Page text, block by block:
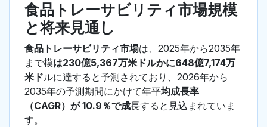
食品トレーサビリティ市場規模
と将来見通し
食品トレーサビリティ市場は、2025年から2035年
まで模は230億5,367万米ドルかに648億7,174万
米ドルに達すると予測されており、2026年から
2035年の予測期間にかけて年平均成長率
（CAGR）が 10.9％で成長すると見込まれていま
す。